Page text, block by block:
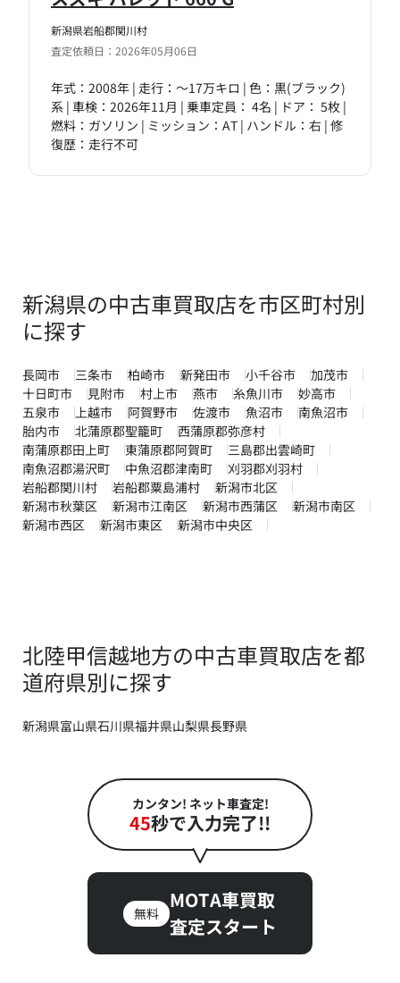
新潟県岩船郡関川村
査定依頼日：2026年05月06日
年式：2008年 | 走行：～17万キロ | 色：黒(ブラック)
系 | 車検：2026年11月 | 乗車定員： 4名 | ドア： 5枚 |
燃料：ガソリン | ミッション：AT | ハンドル：右 | 修
復歴：走行不可
新潟県の中古車買取店を市区町村別
に探す
長岡市 三条市 柏崎市 新発田市 小千谷市
加茂市
十日町市
見附市 村上市 燕市 糸魚川市
妙高市
五泉市
上越市 阿賀野市 佐渡市 魚沼市
南魚沼市
胎内市
北蒲原郡聖籠町
西蒲原郡弥彦村
南蒲原郡田上町
東蒲原郡阿賀町
三島郡出雲崎町
南魚沼郡湯沢町
中魚沼郡津南町
刈羽郡刈羽村
岩船郡関川村
岩船郡粟島浦村
新潟市北区
新潟市秋葉区
新潟市江南区 新潟市西蒲区
新潟市南区
新潟市西区
新潟市東区 新潟市中央区
北陸甲信越地方の中古車買取店を都
道府県別に探す
新潟県富山県石川県福井県山梨県長野県
カンタン! ネット車査定!
45秒で入力完了!!
無料
MOTA車買取
査定スタート